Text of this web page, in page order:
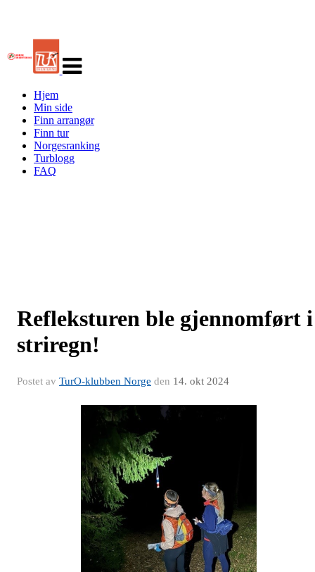
navigasjon
Hjem
Min side
Finn arrangør
Finn tur
Norgesranking
Turblogg
FAQ
Refleksturen ble gjennomført i
striregn!
Postet av TurO-klubben Norge den 14. okt 2024